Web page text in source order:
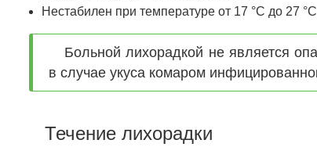
Нестабилен при температуре от 17 °C до 27
Больной лихорадкой не является
в случае укуса комаром
Течение лихорадки